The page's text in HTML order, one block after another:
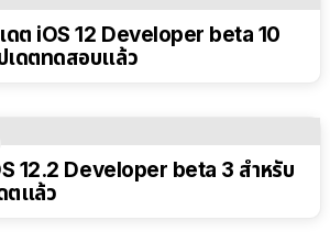
ดต iOS 12 Developer beta 10
เดตทดสอบแล้ว
12.2 Developer beta 3 สำหรับ
ตแล้ว